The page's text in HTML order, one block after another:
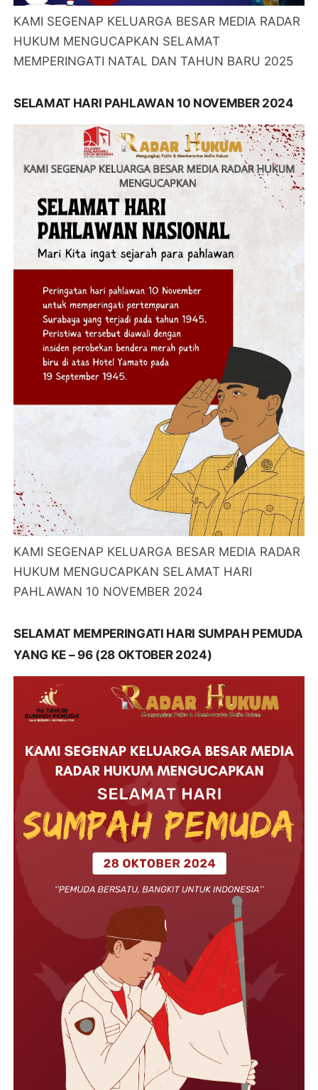
KAMI SEGENAP KELUARGA BESAR MEDIA RADAR
HUKUM MENGUCAPKAN SELAMAT
MEMPERINGATI NATAL DAN TAHUN BARU 2025
SELAMAT HARI PAHLAWAN 10 NOVEMBER 2024
KAMI SEGENAP KELUARGA BESAR MEDIA RADAR
HUKUM MENGUCAPKAN SELAMAT HARI
PAHLAWAN 10 NOVEMBER 2024
SELAMAT MEMPERINGATI HARI SUMPAH PEMUDA
YANG KE – 96 (28 OKTOBER 2024)